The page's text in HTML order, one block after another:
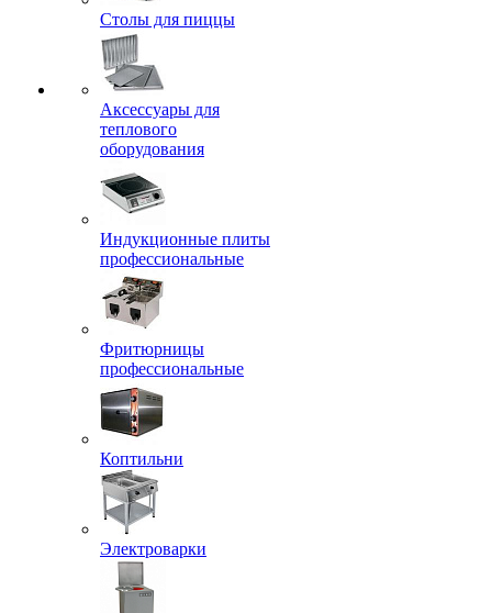
Столы для пиццы
Аксессуары для
теплового
оборудования
Индукционные плиты
профессиональные
Фритюрницы
профессиональные
Коптильни
Электроварки